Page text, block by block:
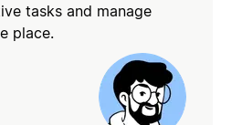
tasks and manage
place.